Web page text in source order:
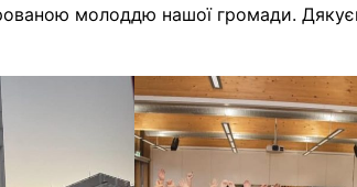
молоддю нашої громади.